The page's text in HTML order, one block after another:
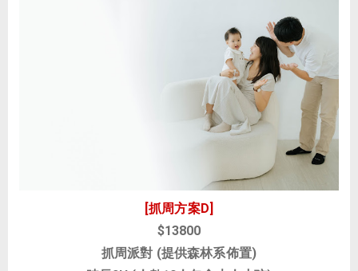
[抓周方案D]
$13800
抓周派對 (提供森林系佈置)